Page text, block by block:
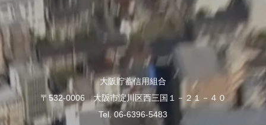
大阪貯蓄信用組合
〒532-0006 大阪市淀川区西三国１－２１－４０
Tel. 06-6396-5483